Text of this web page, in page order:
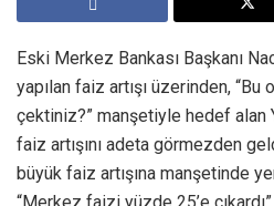
Eski Merkez Bankası Başkanı
yapılan faiz artışı üzerinden, “Bu
çektiniz?” manşetiyle hedef alan
faiz artışını adeta görmezden
büyük faiz artışına manşetinde